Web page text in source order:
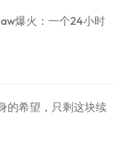
爆火：一个24小时
的希望，只剩这块续